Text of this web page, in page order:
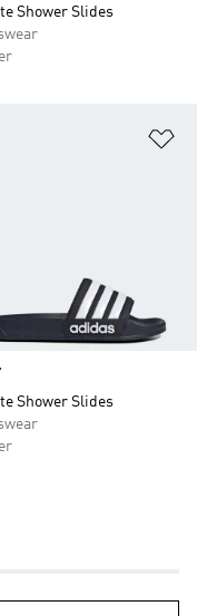
Shower Slides
Shower Slides